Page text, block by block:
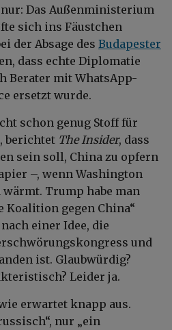
Das Außenministerium
sich ins Fäustchen
der Absage des Budapester
dass echte Diplomatie
Berater mit WhatsApp-
ersetzt wurde.
schon genug Stoff für
berichtet The Insider, dass
sein soll, China zu opfern
–, wenn Washington
Trump habe man
gegen China“
einer Idee, die
und
ist. Glaubwürdig?
Leider ja.
erwartet knapp aus.
nur „ein